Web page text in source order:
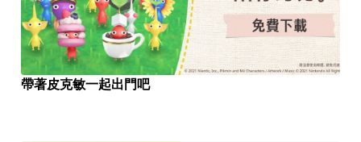
帶著皮克敏一起出門吧